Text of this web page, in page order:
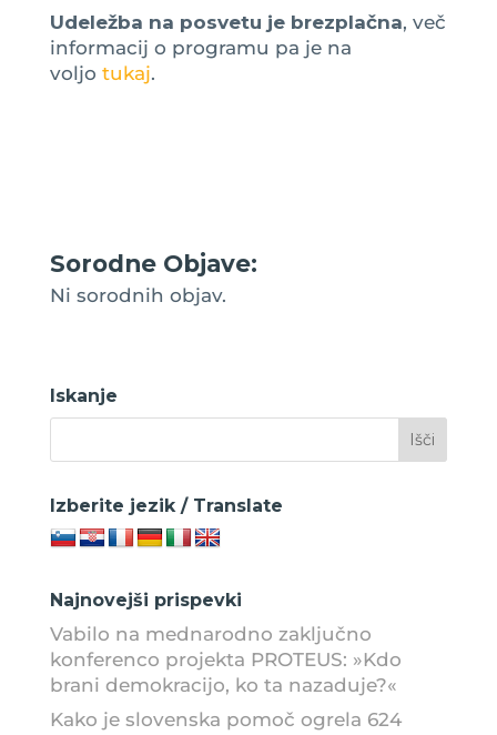
Udeležba na posvetu je brezplačna, več
informacij o programu pa je na
voljo tukaj.
Sorodne Objave:
Ni sorodnih objav.
Iskanje
Izberite jezik / Translate
Najnovejši prispevki
Vabilo na mednarodno zaključno
konferenco projekta PROTEUS: »Kdo
brani demokracijo, ko ta nazaduje?«
Kako je slovenska pomoč ogrela 624